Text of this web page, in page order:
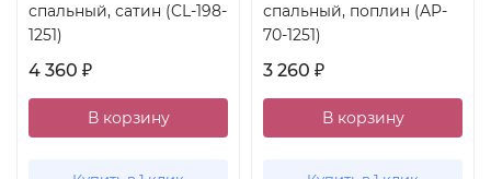
спальный, сатин (CL-198-
1251)
4 360 ₽
В корзину
спальный, поплин (AP-
70-1251)
3 260 ₽
В корзину